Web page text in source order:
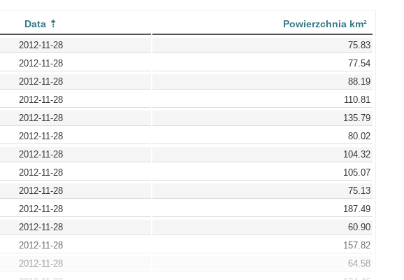
Data Powierzchnia km²
2012-11-28
75.83
2012-11-28
77.54
2012-11-28
88.19
2012-11-28
110.81
2012-11-28
135.79
2012-11-28
80.02
2012-11-28
104.32
2012-11-28
105.07
2012-11-28
75.13
2012-11-28
187.49
2012-11-28
60.90
2012-11-28
157.82
2012-11-28
64.58